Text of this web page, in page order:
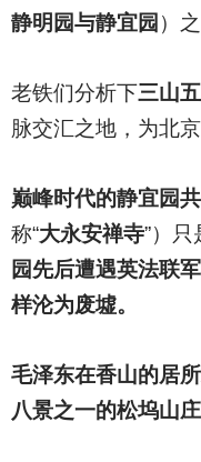
静明园与静宜园 ）之
老铁们分析下三山五
脉交汇之地，为北
巅峰时代的静宜园
称“大永安禅寺”）只
园先后遭遇英法联
样沦为废墟。
毛泽东在香山的居
八景之一的松坞山庄